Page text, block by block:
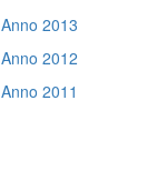
Anno 2013
Anno 2012
Anno 2011